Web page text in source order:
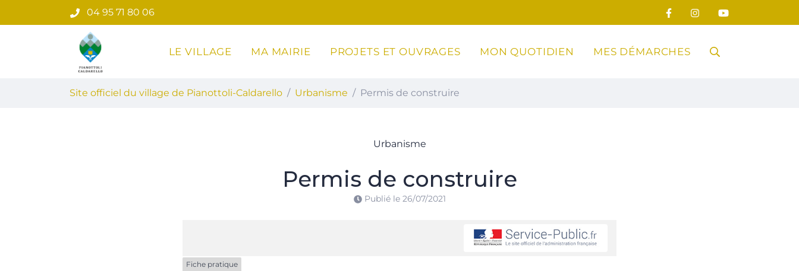
au
04 95 71 80 06
Site officiel du village de Pianottoli-Caldarello
LE VILLAGE MA MAIRIE PROJETS ET OUVRAGES MON QUOTIDIEN MES DÉMARCHES RECHERCHE
Site officiel du village de Pianottoli-Caldarello Urbanisme Permis de construire
Urbanisme
Permis de construire
Publié le 26/07/2021
Fiche pratique